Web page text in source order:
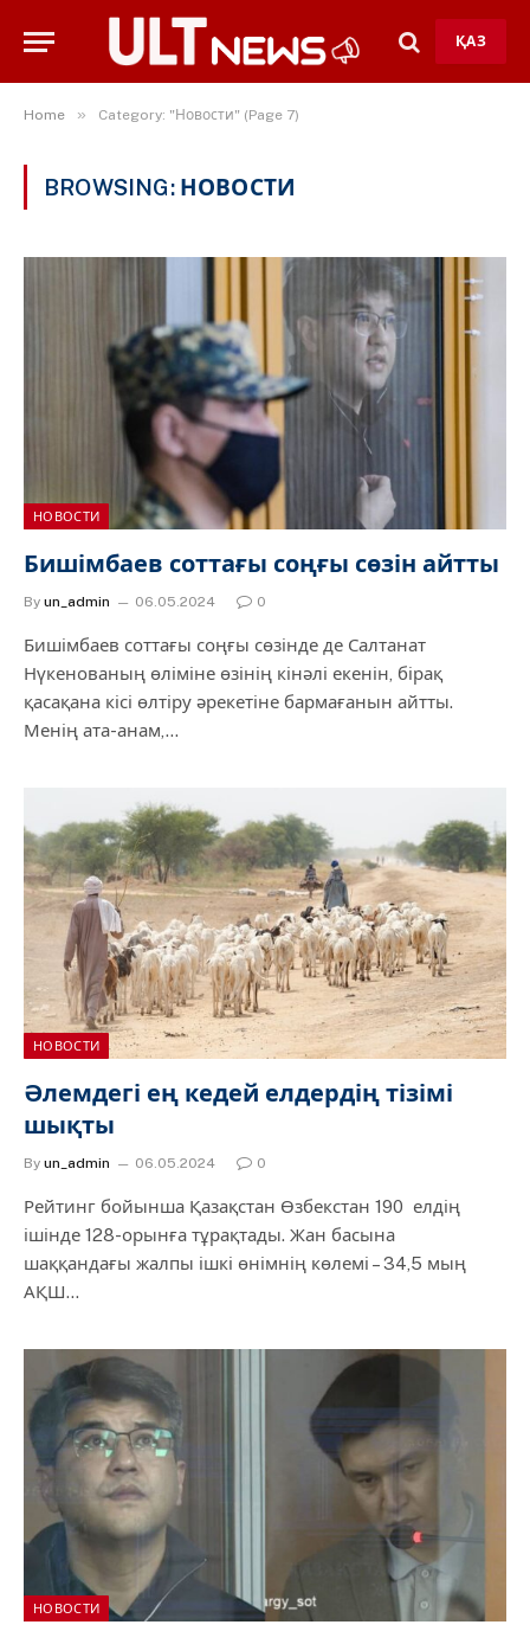
ҚАЗ
Home » Category: "Новости" (Page 7)
BROWSING: НОВОСТИ
НОВОСТИ
Бишімбаев соттағы соңғы сөзін айтты
By un_admin 06.05.2024 0
Бишімбаев соттағы соңғы сөзінде де Салтанат
Нүкенованың өліміне өзінің кінәлі екенін, бірақ
қасақана кісі өлтіру әрекетіне бармағанын айтты.
Менің ата-анам,…
НОВОСТИ
Әлемдегі ең кедей елдердің тізімі
шықты
By un_admin 06.05.2024 0
Рейтинг бойынша Қазақстан Өзбекстан 190 елдің
ішінде 128-орынға тұрақтады. Жан басына
шаққандағы жалпы ішкі өнімнің көлемі – 34,5 мың
АҚШ…
НОВОСТИ